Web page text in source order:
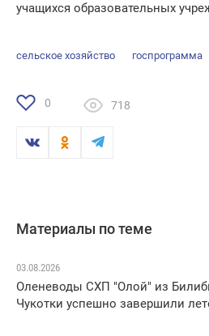
учащихся образовательных
сельское хозяйство госпрограмма
0 718
Материалы по теме
03.08.2026
Оленеводы СХП "Олой" из
Чукотки успешно завершили